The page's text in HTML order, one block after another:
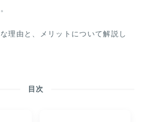
理由と、メリットについて解説し
目次